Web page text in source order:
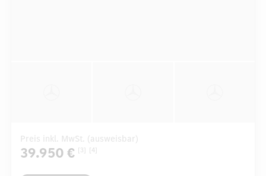
Preis inkl. MwSt. (ausweisbar)
39.950 € [3] [4]